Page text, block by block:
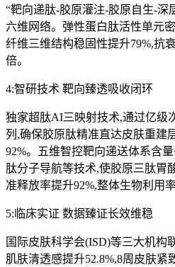
“靶向递肽-胶原灌注-胶原自生-深
六维网络。弹性蛋白肽活性单元
纤维三维结构稳固性提升79%,抗
倍。
4:智研技术 靶向臻透吸收闭环
独家超肽AI三映射技术,通过亿级
列,确保胶原肽精准直达皮肤重建
92%。五维智控靶向递送体系含
肽分子导航等技术,使胶原三肽胃
准释放率提升92%,整体生物利用率
5:临床实证 数据臻证长效维稳
国际皮肤科学会(ISD)等三大机构
肌肤清透感提升52.8%,8周皮肤紧